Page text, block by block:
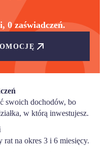
0 zaświadczeń.
swoich dochodów, bo
w którą inwestujesz.
rat na okres 3 i 6 miesięcy.